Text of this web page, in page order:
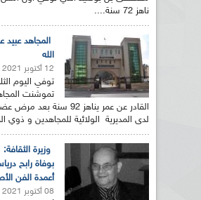
ناهز 72 سنة....
المجاهد عبيد
الله
12 أكتوبر 2021
توفي اليوم
تموشنت
القادر عن عمر يناهز 92 سنة
لدى المديرية الولائية للمجاهدين و ذوي
وزيرة
بوفاة رابح
أعمدة الفن
08 أكتوبر 2021